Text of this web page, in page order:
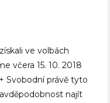
ve volbách
včera 15. 10. 2018
Svobodní právě tyto
najít